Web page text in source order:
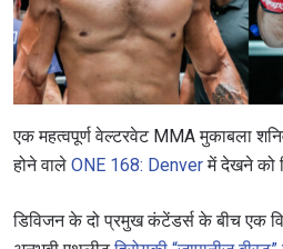
एक महत्वपूर्ण वेल्टरवेट MMA मुकाबला
होने वाले ONE 168: Denverमें देखने को
डिविजन के दो प्रमुख कंटेंडर्स के बीच एक